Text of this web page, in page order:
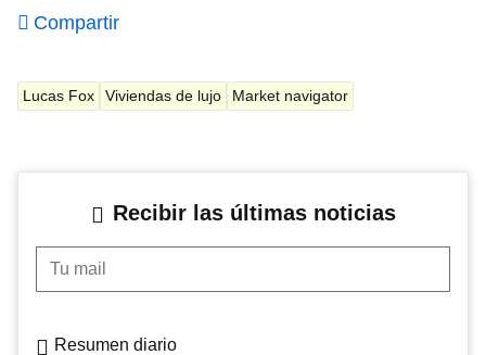
Compartir
Lucas Fox Viviendas de lujo Market navigator
Recibir las últimas noticias
Tu mail
Resumen diario